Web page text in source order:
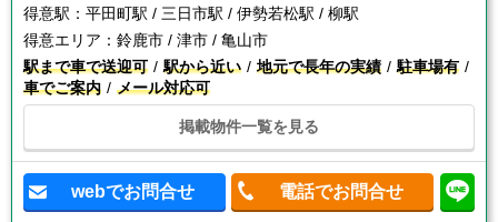
得意駅： 平田町駅 / 三日市駅 / 伊勢若松駅 / 柳駅
得意エリア： 鈴鹿市 / 津市 / 亀山市
駅まで車で送迎可
駅から近い 地元で長年の実績
駐車場有
車でご案内
メール対応可
掲載物件一覧を見る
webでお問合せ 電話でお問合せ